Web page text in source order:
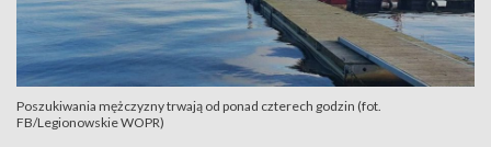
Poszukiwania mężczyzny trwają od ponad czterech godzin (fot.
FB/Legionowskie WOPR)